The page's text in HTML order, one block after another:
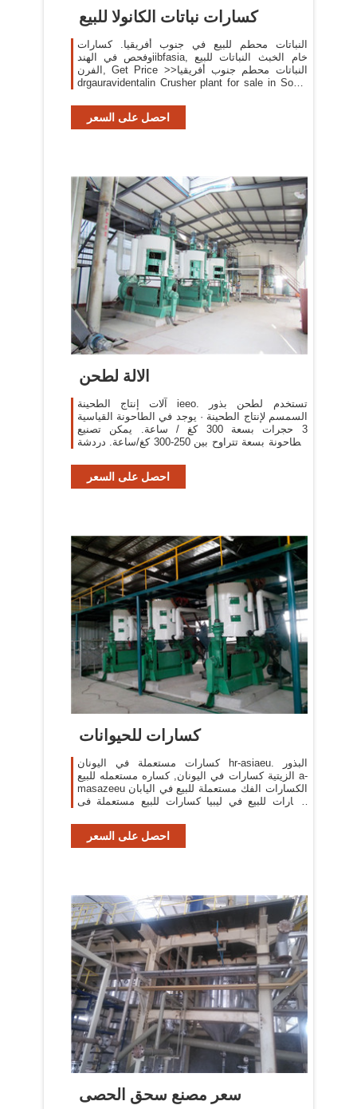
كسارات نباتات الكانولا للبيع
النباتات محطم للبيع في جنوب أفريقيا. كسارات
وفحص في الهندiibfasia, خام الخبث النباتات للبيع
الفرن, Get Price >>النباتات محطم جنوب أفريقيا
drgauravidentalin Crusher plant for sale in South
احصل على السعر
الالة لطحن
آلات إنتاج الطحينة ieeo. تستخدم لطحن بذور
السمسم لإنتاج الطحينة · يوجد في الطاحونة القياسية
3 حجرات بسعة 300 كغ / ساعة. يمكن تصنيع
الطاحونة بسعة تتراوح بين 250-300 كغ/ساعة. دردشة
احصل على السعر
كسارات للحيوانات
كسارات مستعملة في اليونان hr-asiaeu. البذور
الزيتية كسارات في اليونان, كساره مستعمله للبيع a-
masazeeu الكسارات الفك مستعملة للبيع في اليابان
كسارات للبيع في ليبيا كسارات للبيع مستعملة فى
احصل على السعر
سعر مصنع سحق الحصى